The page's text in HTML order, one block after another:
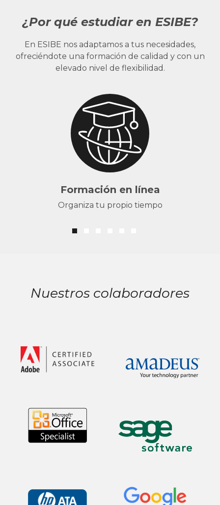
¿Por qué estudiar en ESIBE?
En ESIBE nos adaptamos a tus necesidades,
ofreciéndote una formación de calidad y con un
elevado nivel de flexibilidad.
Formación en línea
Organiza tu propio tiempo
Nuestros colaboradores